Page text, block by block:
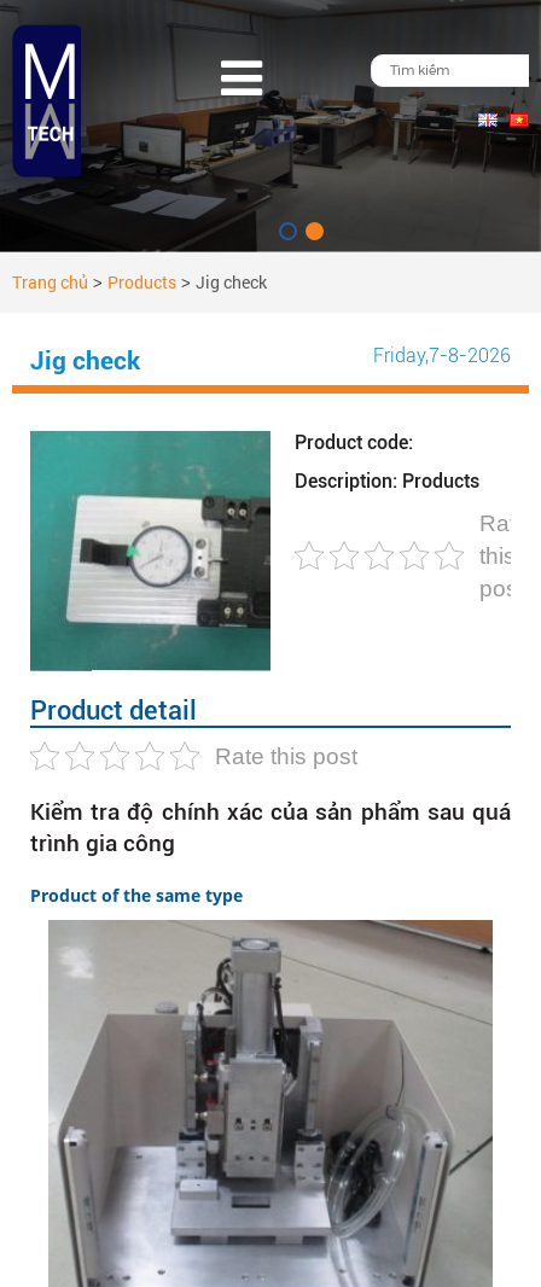
Trang chủ > Products > Jig check
Jig check Friday,7-8-2026
Product code:
Description: Products
Rate
this
post
Product detail
Rate this post
Kiểm tra độ chính xác của sản phẩm sau quá
trình gia công
Product of the same type